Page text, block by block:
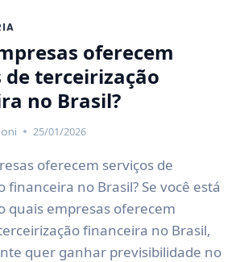
oferecem
de terceirização
no Brasil?
25/01/2026
oferecem serviços de
financeira no Brasil? Se você está
quais empresas oferecem
financeira no Brasil,
quer ganhar previsibilidade no